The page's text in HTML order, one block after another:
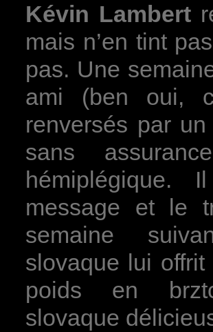
Kévin Lambert
mais n’en tint
pas. Une
ami (ben oui,
renversés par
sans
message et le
semaine
slovaque lui
poids en
slovaque